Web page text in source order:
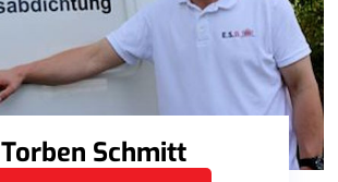
Torben Schmitt